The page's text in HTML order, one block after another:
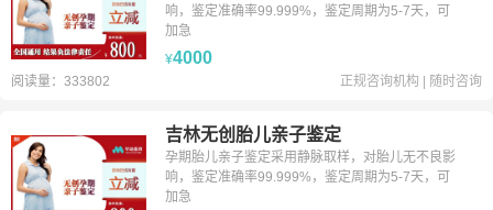
响，鉴定准确率99.999%，鉴定周期为5-7天，可
加急
¥4000
阅读量：333802 正规咨询机构 随时咨询
吉林无创胎儿亲子鉴定
孕期胎儿亲子鉴定采用静脉取样，对胎儿无不良影
响，鉴定准确率99.999%，鉴定周期为5-7天，可
加急